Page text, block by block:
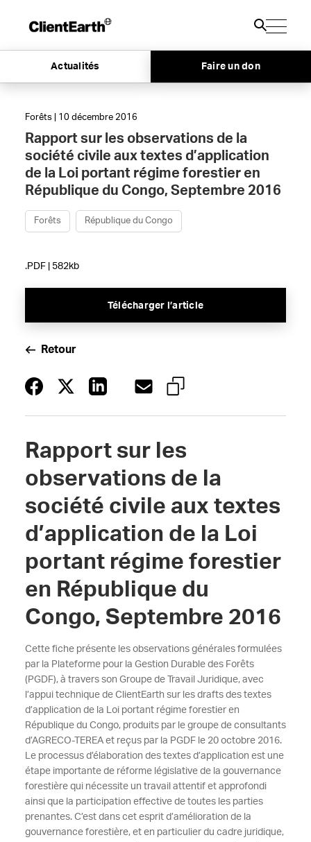
Actualités Faire un don
Forêts | 10 décembre 2016
Rapport sur les observations de la
société civile aux textes d’application
de la Loi portant régime forestier en
République du Congo, Septembre 2016
Forêts République du Congo
.PDF | 582kb
Télécharger l’article
Retour
Rapport sur les
observations de la
société civile aux textes
d’application de la Loi
portant régime forestier
en République du
Congo, Septembre 2016
Cette fiche présente les observations générales formulées
par la Plateforme pour la Gestion Durable des Forêts
(PGDF), à travers son Groupe de Travail Juridique, avec
l’appui technique de ClientEarth sur les drafts des textes
d’application de la Loi portant régime forestier en
République du Congo, produits par le groupe de consultants
d’AGRECO-TEREA et reçus par la PGDF le 20 octobre 2016.
Le processus d’élaboration des textes d’application est une
étape importante de réforme législative de la gouvernance
forestière qui nécessite un travail attentif et approfondi
ainsi que la participation effective de toutes les parties
prenantes. C’est dans cet esprit d’amélioration de la
gouvernance forestière, et en particulier du cadre juridique,